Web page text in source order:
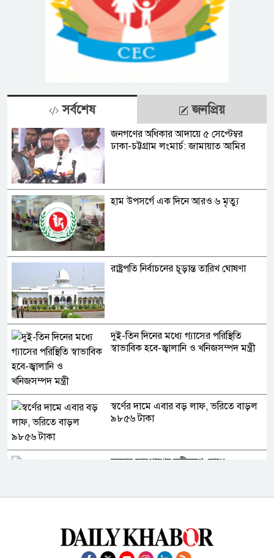
সর্বশেষ জনপ্রিয়
জনগণের অধিকার আদায়ে ৫ সেপ্টেম্বর
ঢাকা-চট্টগ্রাম লংমার্চ: জামায়াত আমির
হাম উপসর্গে এক দিনে আরও ৬ মৃত্যু
রাষ্ট্রপতি নির্বাচনের চূড়ান্ত তারিখ ঘোষণা
দুই-তিন দিনের মধ্যে গ্যাসের পরিস্থিতি
স্বাভাবিক হবে-জ্বালানি ও খনিজসম্পদ মন্ত্রী
স্বর্ণের দামে এবার বড় লাফ, ভরিতে বাড়ল
৯৮৫৬ টাকা
ঢাকার চারপাশের নদীদূষণ রোধে
জুলাই গণঅভ্যুত্থানের দুই বছর: রাজপথ
থেকে অ্যালগরিদমের রাজনীতি